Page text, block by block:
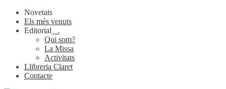
Novetats
Els més venuts
Editorial
Expandeix
el
menú
secundari
Qui som?
La Missa
Activitats
Llibreria Claret
Contacte